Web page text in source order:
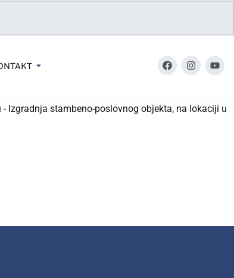
- lzgradnja stambeno-poslovnog objekta, na lokaciji u